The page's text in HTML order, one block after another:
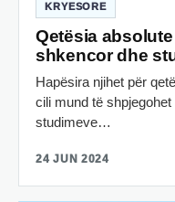
KRYESORE
Qetësia
shkencor dhe
Hapësira njihet për
cili mund të
studimeve…
24 JUN 2024